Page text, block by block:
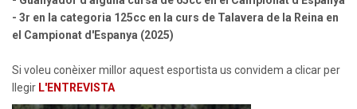
- 3r en la categoria 125cc en la curs de Talavera de la Reina en
el Campionat d'Espanya (2025)
Si voleu conèixer millor aquest esportista us convidem a clicar per
llegir L'ENTREVISTA